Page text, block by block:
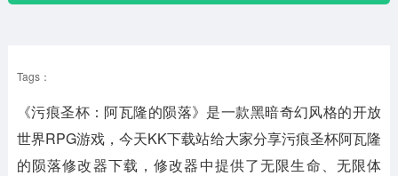
安卓其它
Tags：
《污痕圣杯：阿瓦隆的陨落》是一款黑暗奇幻风格的开放
世界RPG游戏，今天KK下载站给大家分享污痕圣杯阿瓦隆
的陨落修改器下载，修改器中提供了无限生命、无限体